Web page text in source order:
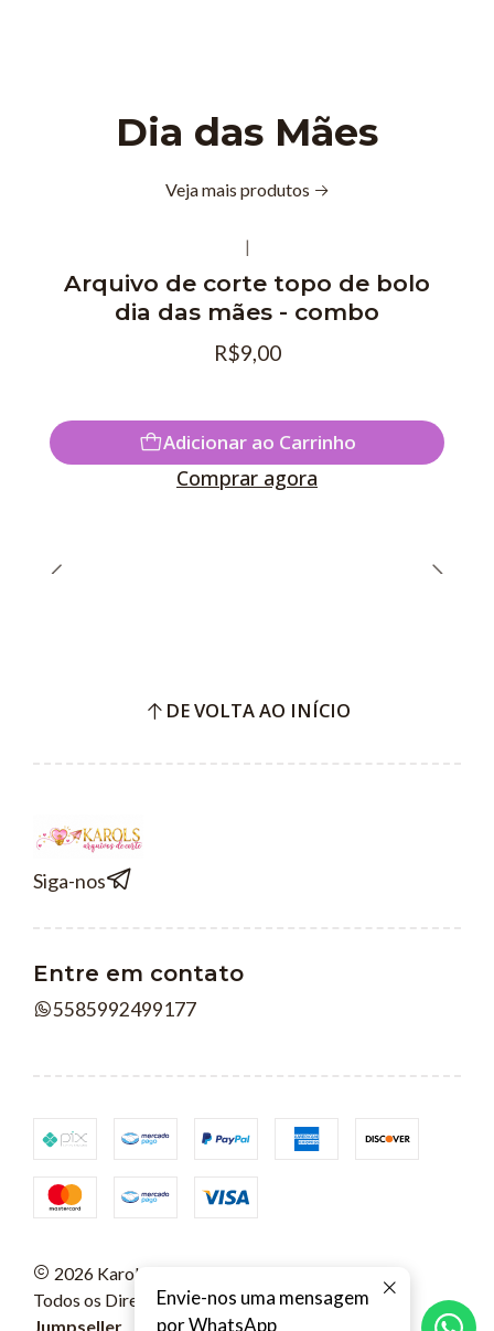
Dia das Mães
Veja mais produtos
|
Arquivo de corte topo de bolo
dia das mães - combo
R$9,00
Adicionar ao Carrinho
Comprar agora
DE VOLTA AO INÍCIO
Siga-nos
Entre em contato
5585992499177
2026 Karols Arquivos Digitais.
Todos os Direitos Reservados.Com tecnologia
Jumpseller
Envie-nos uma mensagem
por WhatsApp